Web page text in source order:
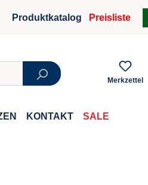
Produktkatalog Preisliste
Merkzettel
KONTAKT SALE